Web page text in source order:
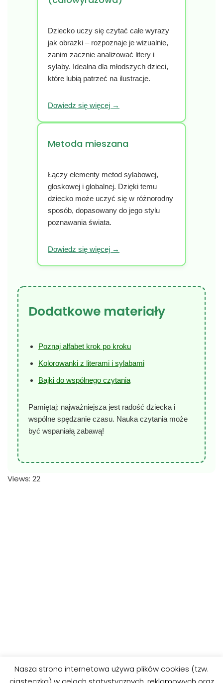
Dziecko uczy się czytać całe wyrazy
jak obrazki – rozpoznaje je wizualnie,
zanim zacznie analizować litery i
sylaby. Idealna dla młodszych dzieci,
które lubią patrzeć na ilustracje.
Dowiedz się więcej →
Metoda mieszana
Łączy elementy metod sylabowej,
głoskowej i globalnej. Dzięki temu
dziecko może uczyć się w różnorodny
sposób, dopasowany do jego stylu
poznawania świata.
Dowiedz się więcej →
Dodatkowe materiały
Poznaj alfabet krok po kroku
Kolorowanki z literami i sylabami
Bajki do wspólnego czytania
Pamiętaj: najważniejsza jest radość dziecka i
wspólne spędzanie czasu. Nauka czytania może
być wspaniałą zabawą!
Views: 22
Nasza strona internetowa używa plików cookies (tzw.